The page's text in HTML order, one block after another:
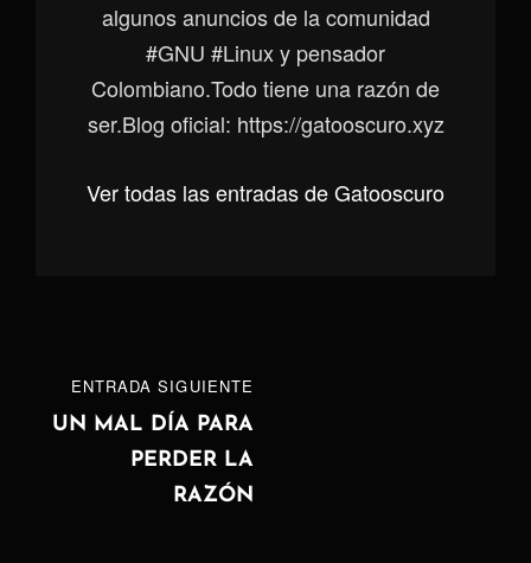
algunos anuncios de la comunidad
#GNU #Linux y pensador
Colombiano.Todo tiene una razón de
ser.Blog oficial: https://gatooscuro.xyz
Ver todas las entradas de Gatooscuro
Navegación
de
entradas
ENTRADA
SIGUIENTE
ENTRADA SIGUIENTE
UN MAL DÍA PARA
PERDER LA
RAZÓN